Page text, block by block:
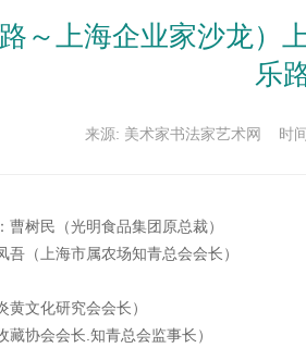
路～上海企业家沙龙）
乐
来源: 美术家书法家艺术网 时
曹树民（光明食品集团原总裁）
吾（上海市属农场知青总会会长）
黄文化研究会会长）
藏协会会长.知青总会监事长）